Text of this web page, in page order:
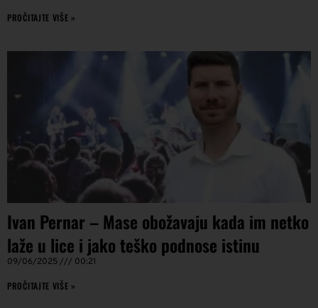
PROČITAJTE VIŠE »
Ivan Pernar – Mase obožavaju kada im netko
laže u lice i jako teško podnose istinu
09/06/2025 00:21
PROČITAJTE VIŠE »